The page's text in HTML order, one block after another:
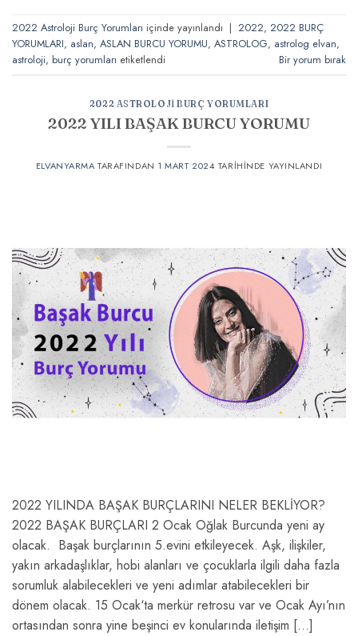
2022 Astroloji Burç Yorumları içinde yayınlandı | 2022, 2022 BURÇ
YORUMLARI, aslan, ASLAN BURCU YORUMU, ASTROLOG, astrolog elvan,
astroloji, burç yorumları etiketlendi Bir yorum bırak
2022 ASTROLOJI BURÇ YORUMLARI
2022 YILI BAŞAK BURCU YORUMU
ELVANYARMA TARAFINDAN 1 MART 2024 TARIHINDE YAYINLANDI
2022 YILINDA BAŞAK BURÇLARINI NELER BEKLİYOR?
2022 BAŞAK BURÇLARI 2 Ocak Oğlak Burcunda yeni ay
olacak. Başak burçlarının 5.evini etkileyecek. Aşk, ilişkiler,
yakın arkadaşlıklar, hobi alanları ve çocuklarla ilgili daha fazla
sorumluk alabilecekleri ve yeni adımlar atabilecekleri bir
dönem olacak. 15 Ocak‘ta merkür retrosu var ve Ocak Ayı’nın
ortasından sonra yine beşinci ev konularında iletişim […]